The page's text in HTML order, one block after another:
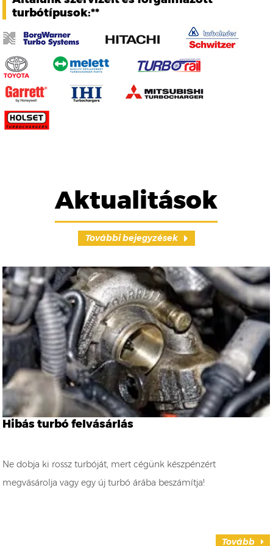
turbótípusok:**
Aktualitások
További bejegyzések
Hibás turbó felvásárlás
Ne dobja ki rossz turbóját, mert cégünk készpénzért
megvásárolja vagy egy új turbó árába beszámítja!
Tovább